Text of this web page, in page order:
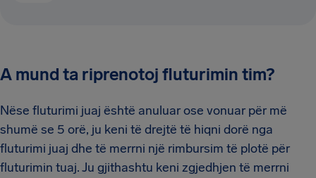
A mund ta riprenotoj fluturimin tim?
Nëse fluturimi juaj është anuluar ose vonuar për më
shumë se 5 orë, ju keni të drejtë të hiqni dorë nga
fluturimi juaj dhe të merrni një rimbursim të plotë për
fluturimin tuaj. Ju gjithashtu keni zgjedhjen të merrni